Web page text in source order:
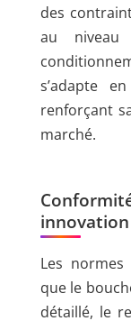
des
au
s’adapte
renforçant
marché.
Les
que le
détaillé, le